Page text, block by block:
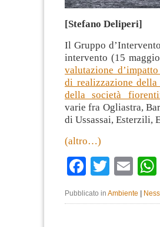
[Stefano Deliperi]
Il Gruppo
intervento (15
valutazione
di realizzazione
della società
varie fra Ogliastra,
di Ussassai, Esterzili,
(altro…)
Facebook
Twitter
Pubblicato in Ambiente